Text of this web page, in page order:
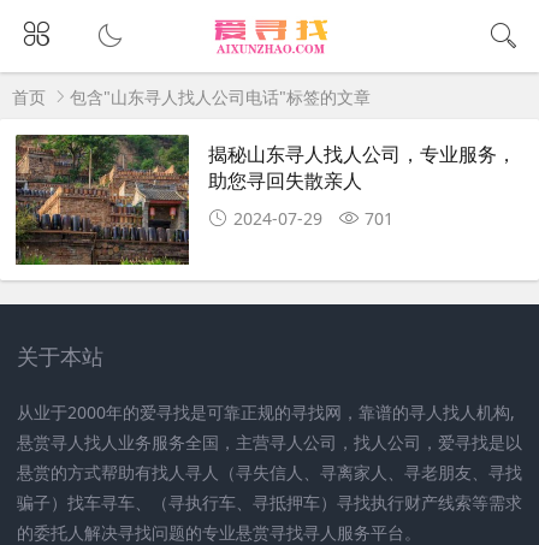
首页 包含"山东寻人找人公司电话"标签的文章
揭秘山东寻人找人公司，专业服务，
助您寻回失散亲人
2024-07-29 701
关于本站
从业于2000年的爱寻找是可靠正规的寻找网，靠谱的寻人找人机构,
悬赏寻人找人业务服务全国，主营寻人公司，找人公司，爱寻找是以
悬赏的方式帮助有找人寻人（寻失信人、寻离家人、寻老朋友、寻找
骗子）找车寻车、（寻执行车、寻抵押车）寻找执行财产线索等需求
的委托人解决寻找问题的专业悬赏寻找寻人服务平台。